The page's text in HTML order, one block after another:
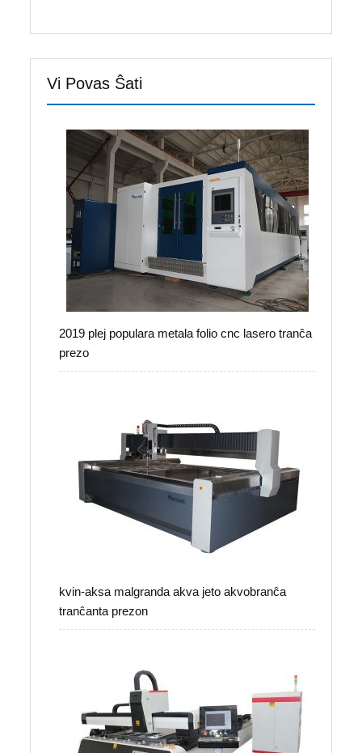
Vi Povas Ŝati
2019 plej populara metala folio cnc lasero tranĉa
prezo
kvin-aksa malgranda akva jeto akvobranĉa
tranĉanta prezon